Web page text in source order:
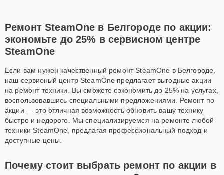
Ремонт SteamOne в Белгороде по акции:
экономьте до 25% в сервисном центре
SteamOne
Если вам нужен качественный ремонт SteamOne в Белгороде,
наш сервисный центр SteamOne предлагает выгодные акции
на ремонт техники. Вы сможете сэкономить до 25% на услугах,
воспользовавшись специальными предложениями. Ремонт по
акции — это отличная возможность обновить вашу технику
быстро и недорого. Мы специализируемся на ремонте любой
техники SteamOne, предлагая профессиональный подход и
доступные цены.
Почему стоит выбрать ремонт по акции в